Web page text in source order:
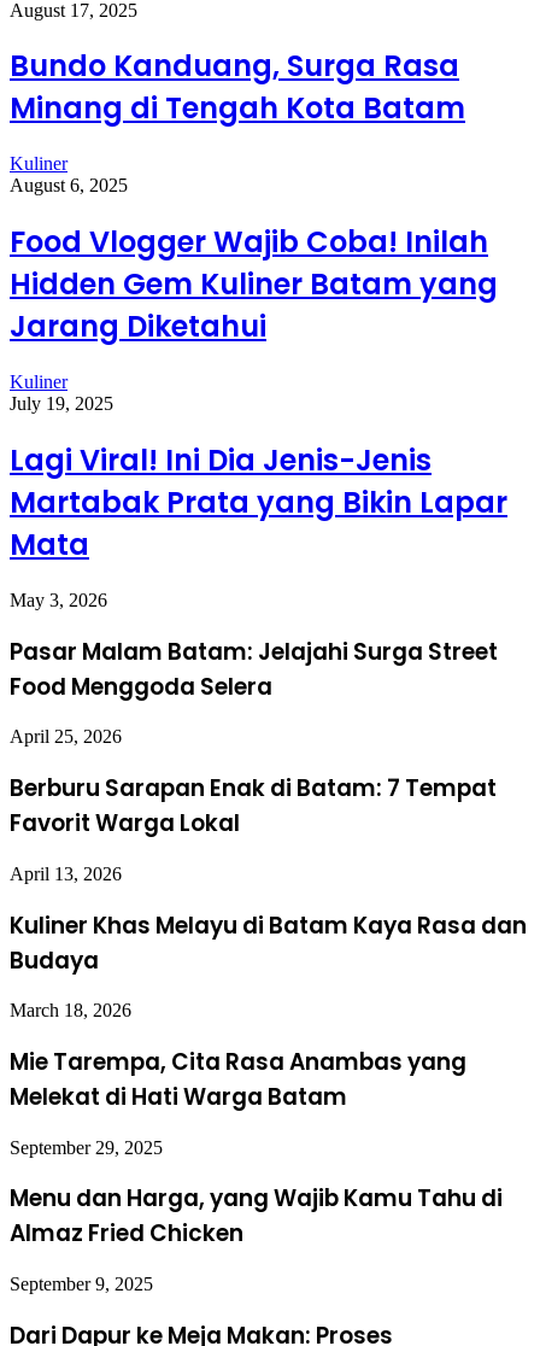
August 17, 2025
Bundo Kanduang, Surga Rasa
Minang di Tengah Kota Batam
Kuliner
August 6, 2025
Food Vlogger Wajib Coba! Inilah
Hidden Gem Kuliner Batam yang
Jarang Diketahui
Kuliner
July 19, 2025
Lagi Viral! Ini Dia Jenis-Jenis
Martabak Prata yang Bikin Lapar
Mata
May 3, 2026
Pasar Malam Batam: Jelajahi Surga Street
Food Menggoda Selera
April 25, 2026
Berburu Sarapan Enak di Batam: 7 Tempat
Favorit Warga Lokal
April 13, 2026
Kuliner Khas Melayu di Batam Kaya Rasa dan
Budaya
March 18, 2026
Mie Tarempa, Cita Rasa Anambas yang
Melekat di Hati Warga Batam
September 29, 2025
Menu dan Harga, yang Wajib Kamu Tahu di
Almaz Fried Chicken
September 9, 2025
Dari Dapur ke Meja Makan: Proses